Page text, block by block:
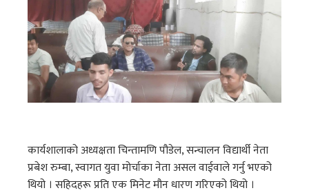
कार्यशालाको अध्यक्षता चिन्तामणि पौडेल, सन्चालन विद्यार्थी नेता
प्रबेश रुम्बा, स्वागत युवा मोर्चाका नेता असल वाईवाले गर्नु भएको
थियो । सहिदहरू प्रति एक मिनेट मौन धारण गरिएको थियो ।